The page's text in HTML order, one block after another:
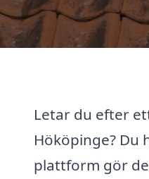
Letar du efter
Hököpinge? Du
plattform gör